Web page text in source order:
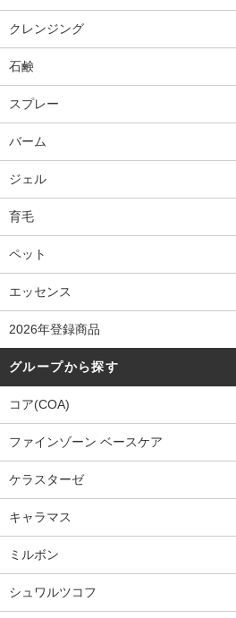
クレンジング
石鹸
スプレー
バーム
ジェル
育毛
ペット
エッセンス
2026年登録商品
グループから探す
コア(COA)
ファインゾーン ベースケア
ケラスターゼ
キャラマス
ミルボン
シュワルツコフ